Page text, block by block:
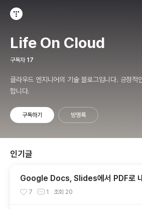
Life On Cloud
구독자 17
클라우드 엔지니어의 기술 블로그입니다. 긍정적
합니다.
구독하기 방명록
인기글
Google Docs, Slides에서 PDF로
기 했을 때 한국어 글꼴이 깨지는 이슈
7 1 조회 20